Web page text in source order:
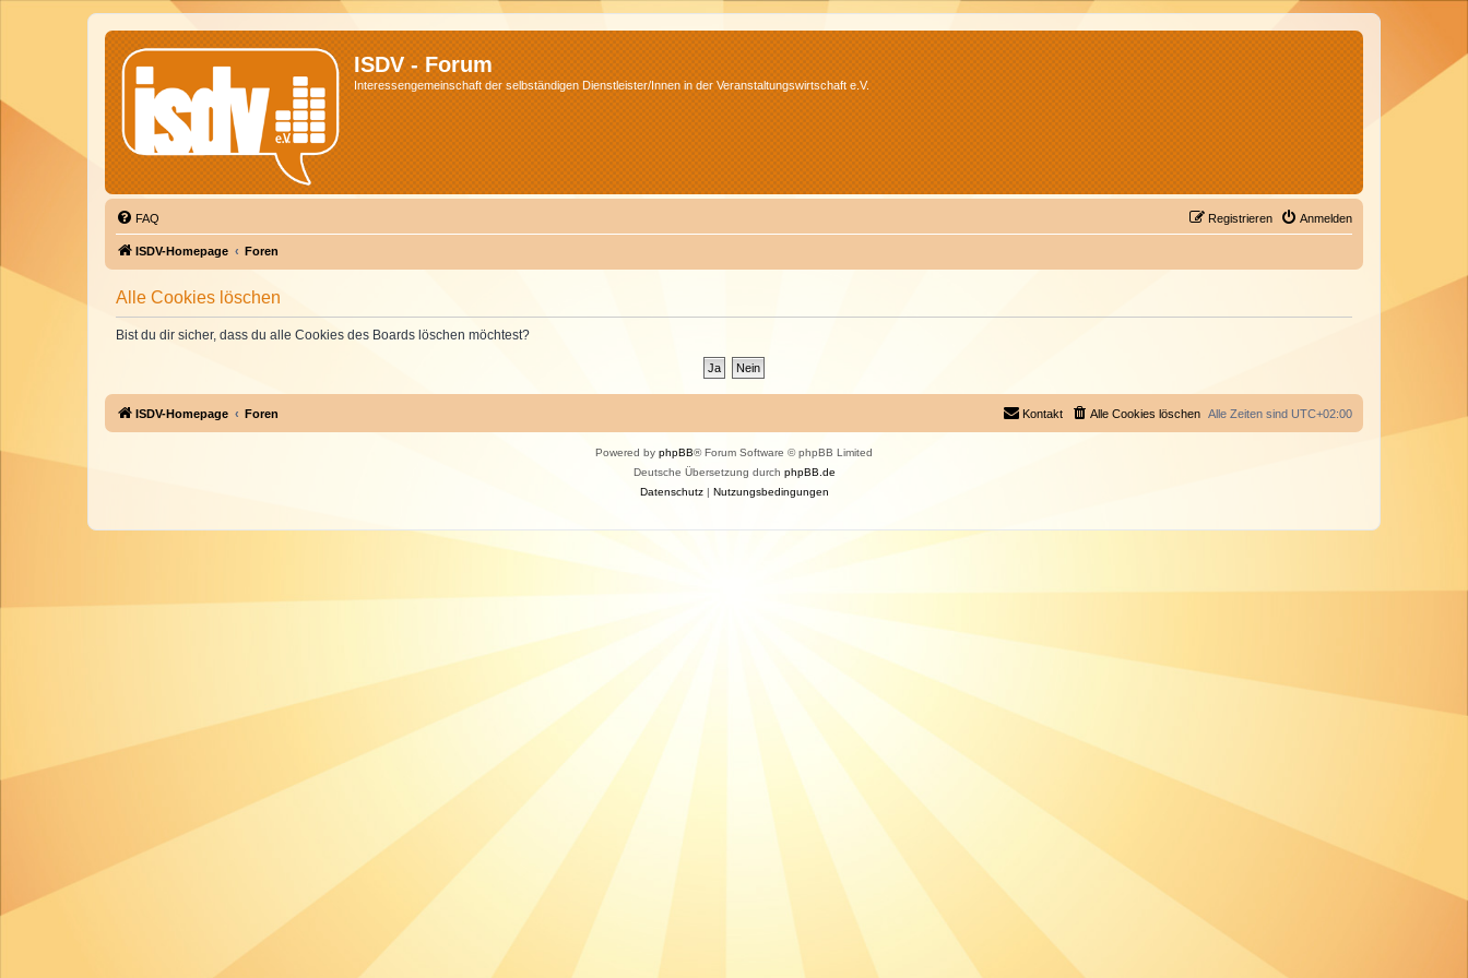
ISDV - Forum
Interessengemeinschaft der selbständigen Dienstleister/Innen in der Veranstaltungswirtschaft e.V.
FAQ Anmelden
Registrieren
ISDV-Homepage Foren
Alle Cookies löschen
Bist du dir sicher, dass du alle Cookies des Boards löschen möchtest?
ISDV-Homepage Foren Alle Zeiten sind UTC+02:00
Alle Cookies löschen
Kontakt
Powered by phpBB® Forum Software © phpBB Limited
Deutsche Übersetzung durch phpBB.de
Datenschutz| Nutzungsbedingungen